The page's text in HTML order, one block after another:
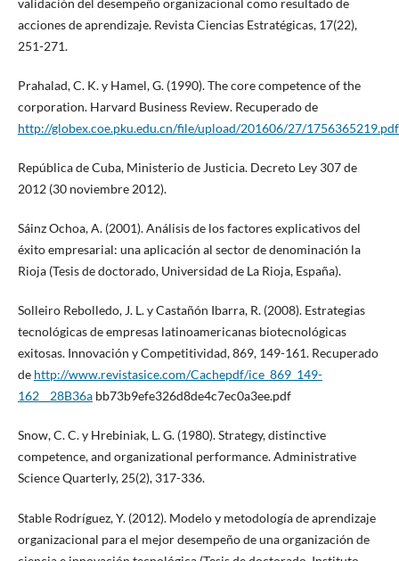
validación del desempeño organizacional como resultado de
acciones de aprendizaje. Revista Ciencias Estratégicas, 17(22),
251-271.
Prahalad, C. K. y Hamel, G. (1990). The core competence of the
corporation. Harvard Business Review. Recuperado de
http://globex.coe.pku.edu.cn/file/upload/201606/27/1756365219.pdf
República de Cuba, Ministerio de Justicia. Decreto Ley 307 de
2012 (30 noviembre 2012).
Sáinz Ochoa, A. (2001). Análisis de los factores explicativos del
éxito empresarial: una aplicación al sector de denominación la
Rioja (Tesis de doctorado, Universidad de La Rioja, España).
Solleiro Rebolledo, J. L. y Castañón Ibarra, R. (2008). Estrategias
tecnológicas de empresas latinoamericanas biotecnológicas
exitosas. Innovación y Competitividad, 869, 149-161. Recuperado
de http://www.revistasice.com/Cachepdf/ice_869_149-
162__28B36abb73b9efe326d8de4c7ec0a3ee.pdf
Snow, C. C. y Hrebiniak, L. G. (1980). Strategy, distinctive
competence, and organizational performance. Administrative
Science Quarterly, 25(2), 317-336.
Stable Rodríguez, Y. (2012). Modelo y metodología de aprendizaje
organizacional para el mejor desempeño de una organización de